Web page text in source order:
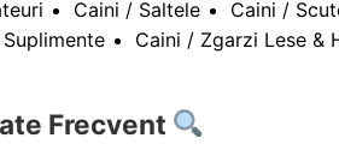
Caini / Saltele Caini /
Caini / Zgarzi Lese &
Frecvent